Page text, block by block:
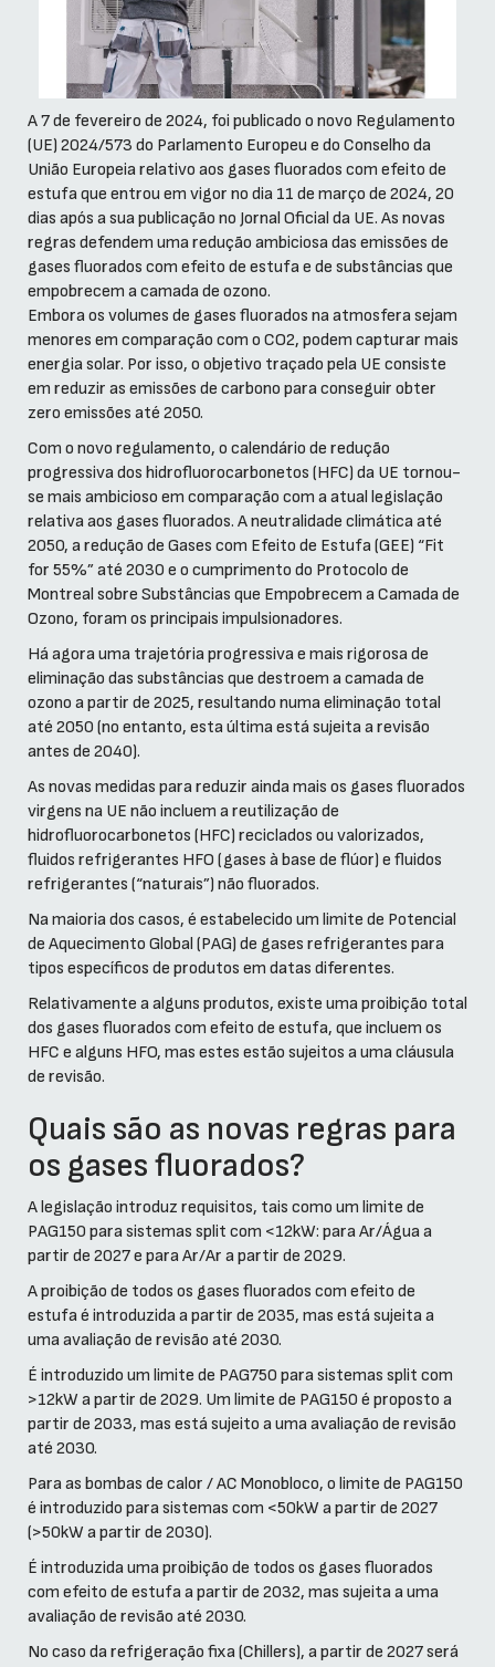
A 7 de fevereiro de 2024, foi publicado o novo Regulamento
(UE) 2024/573 do Parlamento Europeu e do Conselho da
União Europeia relativo aos gases fluorados com efeito de
estufa que entrou em vigor no dia 11 de março de 2024, 20
dias após a sua publicação no Jornal Oficial da UE. As novas
regras defendem uma redução ambiciosa das emissões de
gases fluorados com efeito de estufa e de substâncias que
empobrecem a camada de ozono.
Embora os volumes de gases fluorados na atmosfera sejam
menores em comparação com o CO2, podem capturar mais
energia solar. Por isso, o objetivo traçado pela UE consiste
em reduzir as emissões de carbono para conseguir obter
zero emissões até 2050.
Com o novo regulamento, o calendário de redução
progressiva dos hidrofluorocarbonetos (HFC) da UE tornou-
se mais ambicioso em comparação com a atual legislação
relativa aos gases fluorados. A neutralidade climática até
2050, a redução de Gases com Efeito de Estufa (GEE) “Fit
for 55%” até 2030 e o cumprimento do Protocolo de
Montreal sobre Substâncias que Empobrecem a Camada de
Ozono, foram os principais impulsionadores.
Há agora uma trajetória progressiva e mais rigorosa de
eliminação das substâncias que destroem a camada de
ozono a partir de 2025, resultando numa eliminação total
até 2050 (no entanto, esta última está sujeita a revisão
antes de 2040).
As novas medidas para reduzir ainda mais os gases fluorados
virgens na UE não incluem a reutilização de
hidrofluorocarbonetos (HFC) reciclados ou valorizados,
fluidos refrigerantes HFO (gases à base de flúor) e fluidos
refrigerantes (“naturais”) não fluorados.
Na maioria dos casos, é estabelecido um limite de Potencial
de Aquecimento Global (PAG) de gases refrigerantes para
tipos específicos de produtos em datas diferentes.
Relativamente a alguns produtos, existe uma proibição total
dos gases fluorados com efeito de estufa, que incluem os
HFC e alguns HFO, mas estes estão sujeitos a uma cláusula
de revisão.
Quais são as novas regras para
os gases fluorados?
A legislação introduz requisitos, tais como um limite de
PAG150 para sistemas split com <12kW: para Ar/Água a
partir de 2027 e para Ar/Ar a partir de 2029.
A proibição de todos os gases fluorados com efeito de
estufa é introduzida a partir de 2035, mas está sujeita a
uma avaliação de revisão até 2030.
É introduzido um limite de PAG750 para sistemas split com
>12kW a partir de 2029. Um limite de PAG150 é proposto a
partir de 2033, mas está sujeito a uma avaliação de revisão
até 2030.
Para as bombas de calor / AC Monobloco, o limite de PAG150
é introduzido para sistemas com <50kW a partir de 2027
(>50kW a partir de 2030).
É introduzida uma proibição de todos os gases fluorados
com efeito de estufa a partir de 2032, mas sujeita a uma
avaliação de revisão até 2030.
No caso da refrigeração fixa (Chillers), a partir de 2027 será